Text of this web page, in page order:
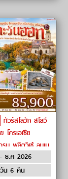
ทัวร์สโลวัก สโลวี
โครเอเชีย
รบ พลิตวิเซ่ ลุบเบ
บราติสลาวา by
ธ.ค 2026
น 6 คืน